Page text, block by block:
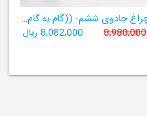
چراغ جادوی ششم- ((گام به گام ششم لوح برتر- 9 کتاب در یک کتاب))
8,980,000 8,082,000 ریال